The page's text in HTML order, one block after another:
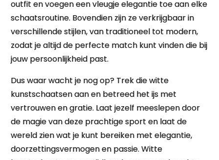
outfit en voegen een vleugje elegantie toe aan elke
schaatsroutine. Bovendien zijn ze verkrijgbaar in
verschillende stijlen, van traditioneel tot modern,
zodat je altijd de perfecte match kunt vinden die bij
jouw persoonlijkheid past.
Dus waar wacht je nog op? Trek die witte
kunstschaatsen aan en betreed het ijs met
vertrouwen en gratie. Laat jezelf meeslepen door
de magie van deze prachtige sport en laat de
wereld zien wat je kunt bereiken met elegantie,
doorzettingsvermogen en passie. Witte